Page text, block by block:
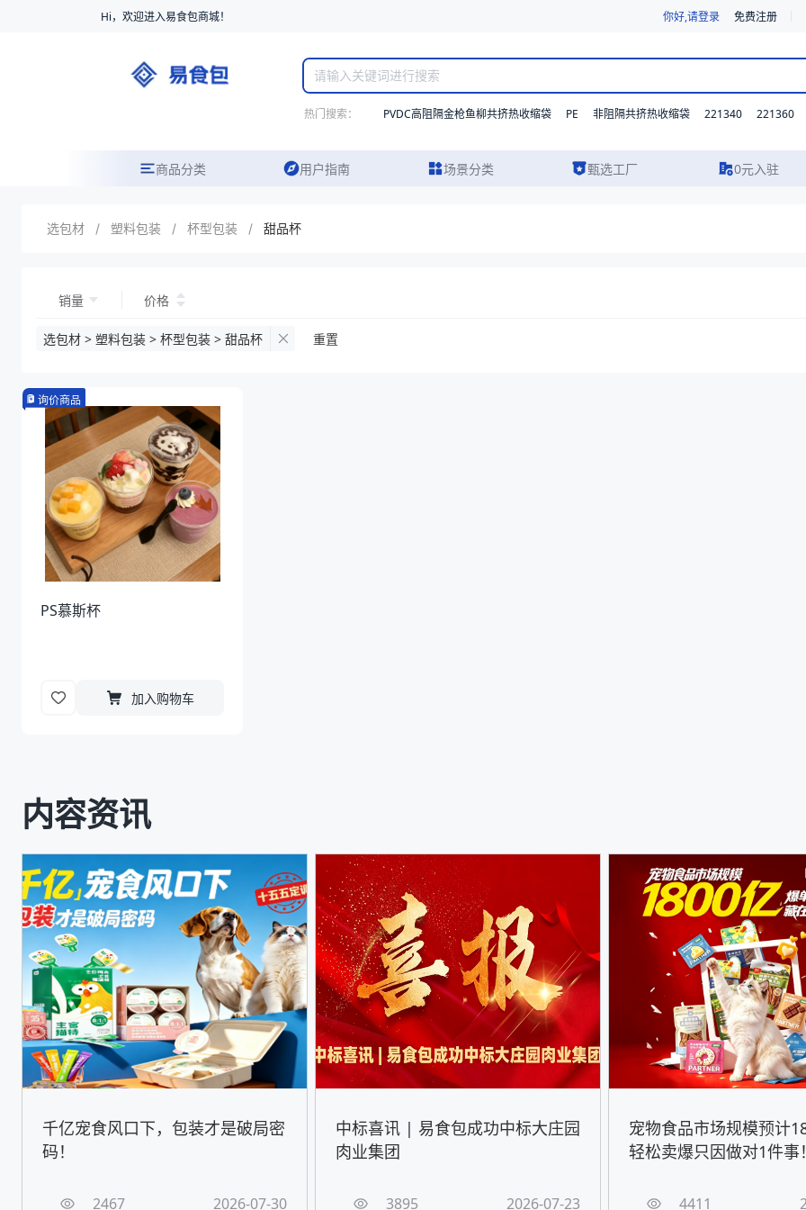
Hi，欢迎进入易食包商城！ 你好,请登录 免费注册
热门搜索： PVDC高阻隔金枪鱼柳共挤热收缩袋 PE 非阻隔共挤热收缩袋 221340 221360
商品分类 用户指南 场景分类 甄选工厂 0元入驻
选包材 / 塑料包装 / 杯型包装 / 甜品杯
销量 价格
选包材 > 塑料包装 > 杯型包装 > 甜品杯 重置
询价商品
PS慕斯杯
加入购物车
内容资讯
千亿宠食风口下，包装才是破局密
码！
2467 2026-07-30
中标喜讯 | 易食包成功中标大庄园
肉业集团
3895 2026-07-23
宠物食品市场规模预计
轻松卖爆只因做对1件事
4411